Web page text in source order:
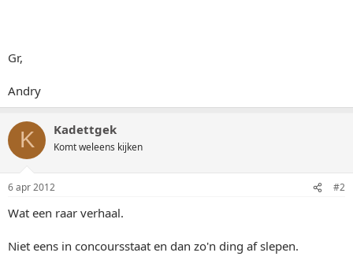
Gr,
Andry
K Kadettgek
Komt weleens kijken
6 apr 2012 #2
Wat een raar verhaal.
Niet eens in concoursstaat en dan zo'n ding af slepen.